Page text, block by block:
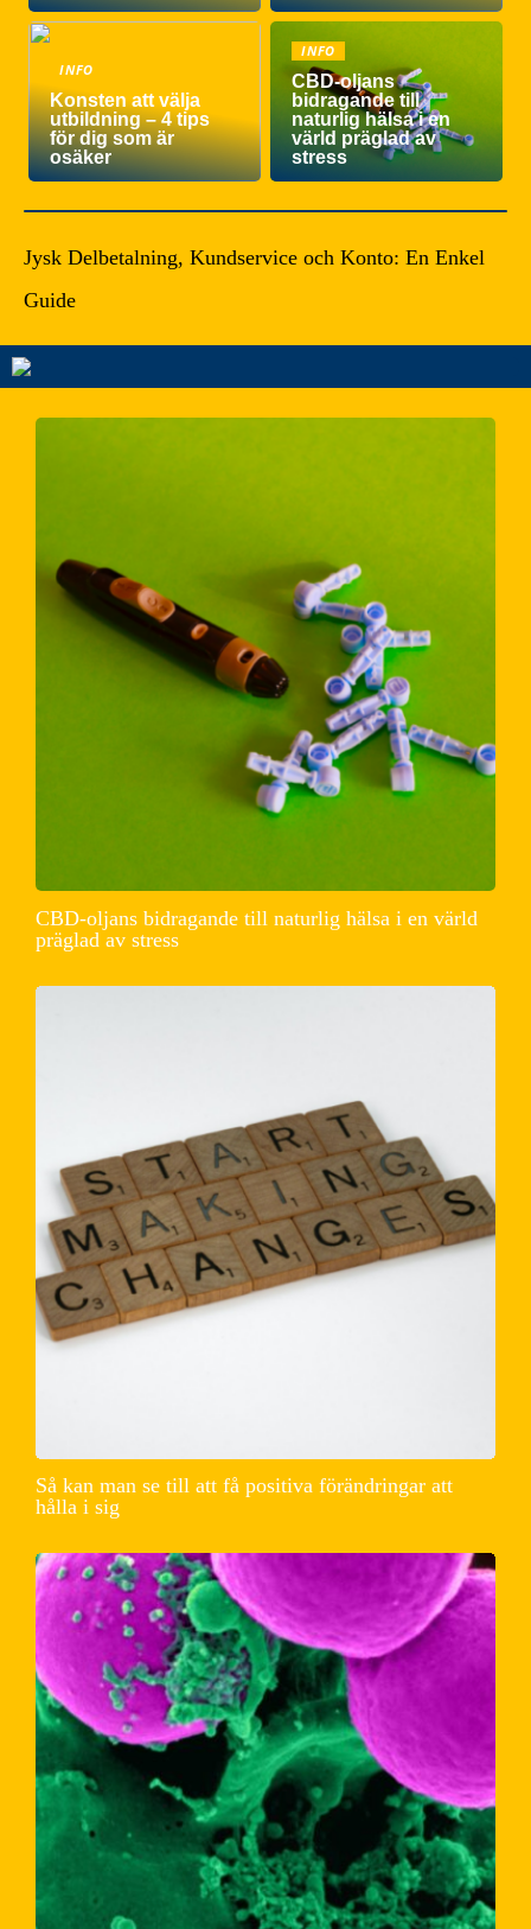
INFO
Konsten att välja
utbildning – 4 tips
för dig som är
osäker
INFO
CBD-oljans
bidragande till
naturlig hälsa i en
värld präglad av
stress
Jysk Delbetalning, Kundservice och Konto: En Enkel
Guide
CBD-oljans bidragande till naturlig hälsa i en värld
präglad av stress
Så kan man se till att få positiva förändringar att
hålla i sig